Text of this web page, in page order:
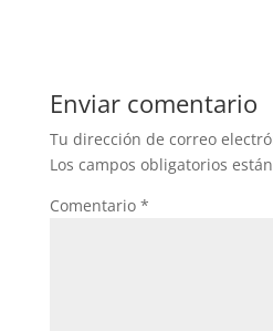
b
o
o
k
A
p
p
Enviar comentario
Tu dirección de correo
Los campos obligatorios
Comentario *